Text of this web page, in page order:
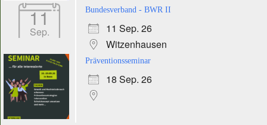
11
Sep.
Bundesverband - BWR II
11 Sep. 26
Witzenhausen
Präventionsseminar
18 Sep. 26